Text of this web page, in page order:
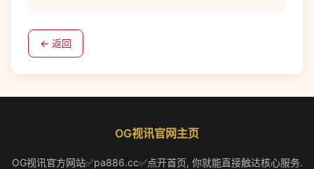
← 返回
OG视讯官网主页
OG视讯官方网站✅pa886.cc✅点开首页, 你就能直接触达核心服务.